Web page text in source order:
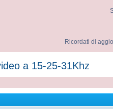
Ricordati di
a 15-25-31Khz